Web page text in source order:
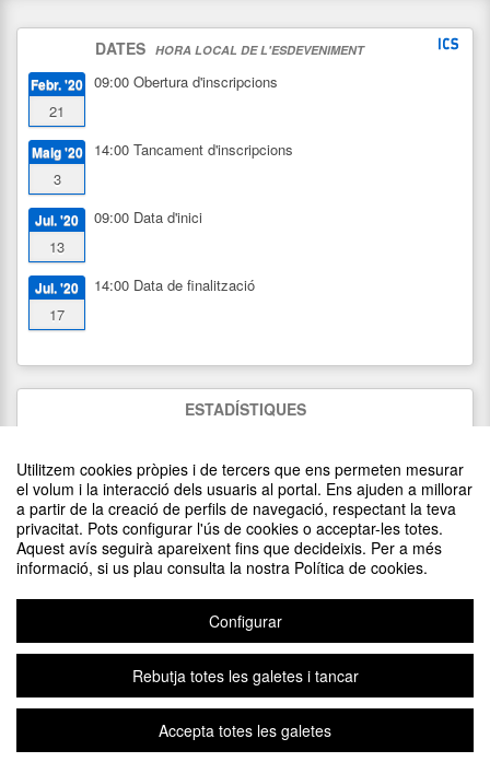
Utilitzem cookies pròpies i de tercers que ens permeten mesurar
el volum i la interacció dels usuaris al portal. Ens ajuden a millorar
a partir de la creació de perfils de navegació, respectant la teva
privacitat. Pots configurar l'ús de cookies o acceptar-les totes.
Aquest avís seguirà apareixent fins que decideixis. Per a més
informació, si us plau consulta la nostra Política de cookies.
Configurar
Rebutja totes les galetes i tancar
Accepta totes les galetes
DATES HORA LOCAL DE L'ESDEVENIMENT
Febr. '20
21
09:00 Obertura d'inscripcions
Maig '20
3
14:00 Tancament d'inscripcions
Jul. '20
13
09:00 Data d'inici
Jul. '20
17
14:00 Data de finalització
ESTADÍSTIQUES
0assistents(0confirmats)
DIFON EL TEU ESDEVENIMENT POSANT EL CODI
SEGÜENT EN EL TEU LLOC
Copyright © 2026